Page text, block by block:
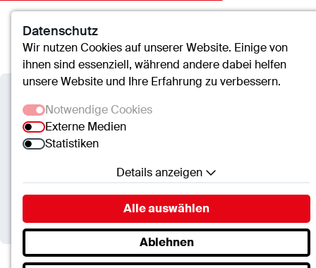
Kontakt Suche Menü
Nephrologie und Hypertonie
Verbundkrankenhaus
Bernkastel/Wittlich
Datenschutz
Wir nutzen Cookies auf unserer Website. Einige von
ihnen sind essenziell, während andere dabei helfen
unsere Website und Ihre Erfahrung zu verbessern.
Notwendige Cookies
Externe Medien
Statistiken
Details anzeigen
Notwendige Cookies
Essenzielle Cookies ermöglichen grundlegende
Funktionen und sind für die einwandfreie Funktion
der Website erforderlich.
Alle auswählen
Ablehnen